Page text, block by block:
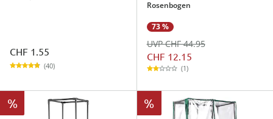
CHF 1.55
(40)
Rosenbogen
73 %
CHF 12.15
UVP CHF 44.95
(1)
% %